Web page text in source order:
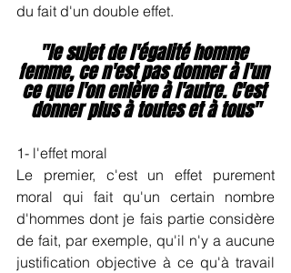
du fait d'un double effet.
"le sujet de l'égalité homme
femme, ce n'est pas donner à l'un
ce que l'on enlève à l'autre. C'est
donner plus à toutes et à tous"
1- l'effet moral
Le premier, c'est un effet purement
moral qui fait qu'un certain nombre
d'hommes dont je fais partie considère
de fait, par exemple, qu'il n'y a aucune
justification objective à ce qu'à travail